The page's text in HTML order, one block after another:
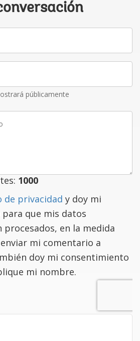
públicamente
1000
de privacidad y doy mi
que mis datos
procesados, en la medida
mi comentario a
doy mi consentimiento
mi nombre.